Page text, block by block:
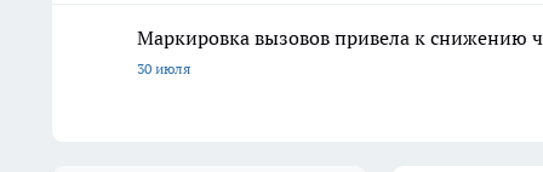
Маркировка вызовов привела к снижению
30 июля